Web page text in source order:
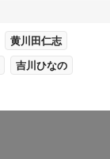
黄川田仁志
吉川ひなの